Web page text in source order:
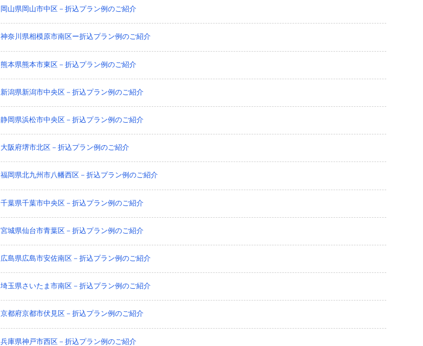
岡山県岡山市中区－折込プラン例のご紹介
神奈川県相模原市南区ー折込プラン例のご紹介
熊本県熊本市東区－折込プラン例のご紹介
新潟県新潟市中央区－折込プラン例のご紹介
静岡県浜松市中央区－折込プラン例のご紹介
大阪府堺市北区－折込プラン例のご紹介
福岡県北九州市八幡西区－折込プラン例のご紹介
千葉県千葉市中央区－折込プラン例のご紹介
宮城県仙台市青葉区－折込プラン例のご紹介
広島県広島市安佐南区－折込プラン例のご紹介
埼玉県さいたま市南区－折込プラン例のご紹介
京都府京都市伏見区－折込プラン例のご紹介
兵庫県神戸市西区－折込プラン例のご紹介